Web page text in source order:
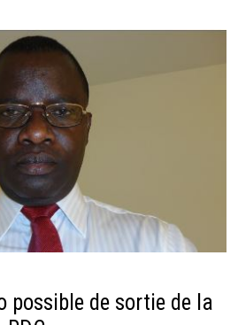
possible de sortie de la